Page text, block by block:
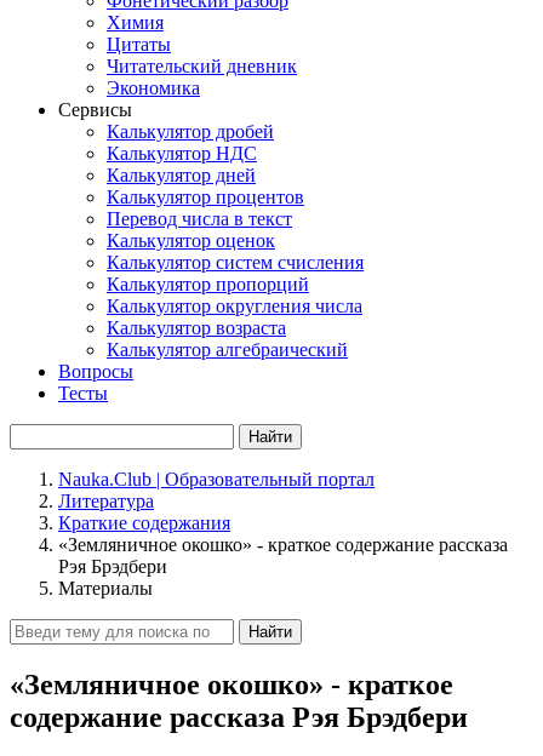
Химия
Цитаты
Читательский дневник
Экономика
Сервисы
Калькулятор дробей
Калькулятор НДС
Калькулятор дней
Калькулятор процентов
Перевод числа в текст
Калькулятор оценок
Калькулятор систем счисления
Калькулятор пропорций
Калькулятор округления числа
Калькулятор возраста
Калькулятор алгебраический
Вопросы
Тесты
Найти
Nauka.Club | Образовательный портал
Литература
Краткие содержания
«Земляничное окошко» - краткое содержание рассказа
Рэя Брэдбери
Материалы
Найти
«Земляничное окошко» - краткое
содержание рассказа Рэя Брэдбери